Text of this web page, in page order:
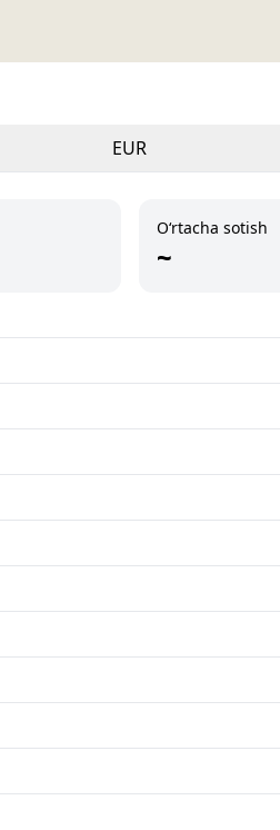
EUR
O‘rtacha sotish
~